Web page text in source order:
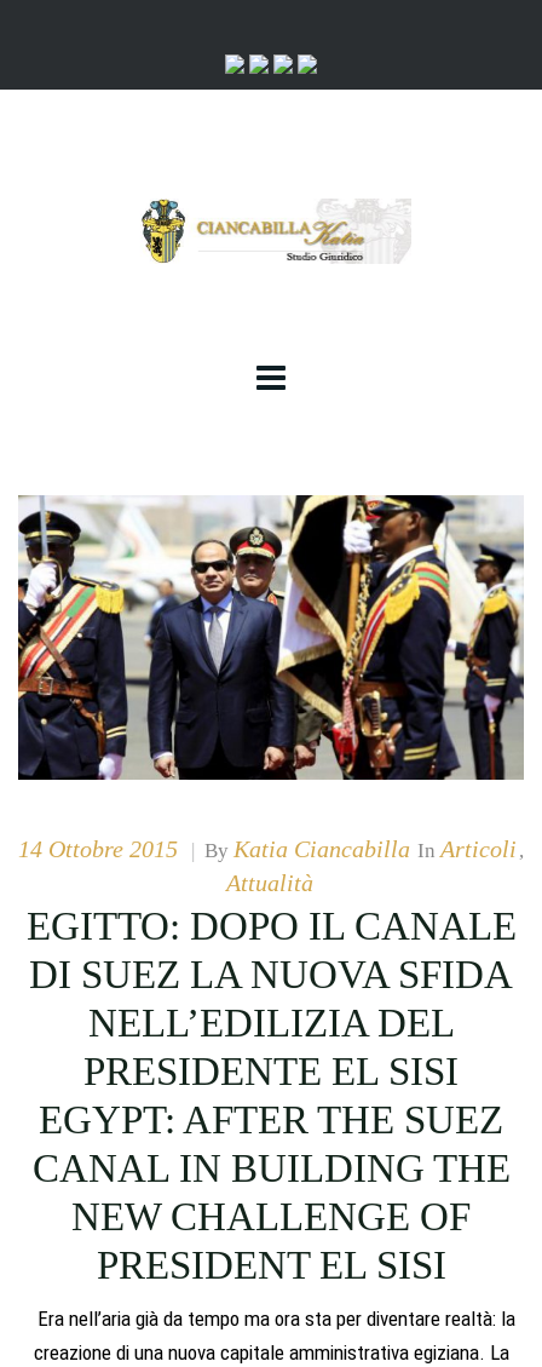
14 Ottobre 2015 | By Katia Ciancabilla InArticoli ,
Attualità
EGITTO: DOPO IL CANALE
DI SUEZ LA NUOVA SFIDA
NELL’EDILIZIA DEL
PRESIDENTE EL SISI
EGYPT: AFTER THE SUEZ
CANAL IN BUILDING THE
NEW CHALLENGE OF
PRESIDENT EL SISI
Era nell’aria già da tempo ma ora sta per diventare realtà: la
creazione di una nuova capitale amministrativa egiziana. La